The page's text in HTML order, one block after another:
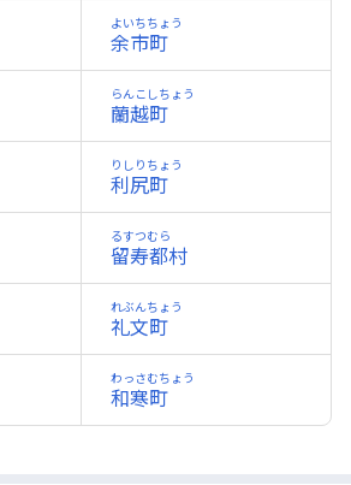
余市町
よいちちょう
蘭越町
らんこしちょう
利尻町
りしりちょう
留寿都村
るすつむら
礼文町
れぶんちょう
和寒町
わっさむちょう